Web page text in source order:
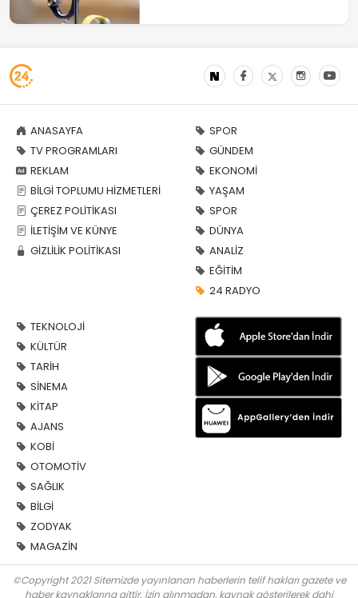
ANASAYFA
TV PROGRAMLARI
REKLAM
BİLGİ TOPLUMU HİZMETLERİ
ÇEREZ POLİTİKASI
İLETİŞİM VE KÜNYE
GİZLİLİK POLİTİKASI
SPOR
GÜNDEM
EKONOMİ
YAŞAM
SPOR
DÜNYA
ANALİZ
EĞİTİM
24 RADYO
TEKNOLOJİ
KÜLTÜR
TARİH
SİNEMA
KİTAP
AJANS
KOBİ
OTOMOTİV
SAĞLIK
BİLGİ
ZODYAK
MAGAZİN
©Copyright 2021 Sitemizde yayınlanan haberlerin telif hakları gazete ve
haber kaynaklarına aittir. İzin alınmadan, kaynak gösterilerek dahi